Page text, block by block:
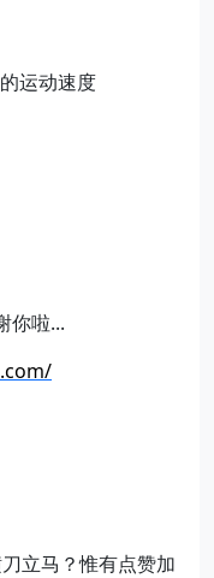
运动速度
你啦...
立马？惟有点赞加